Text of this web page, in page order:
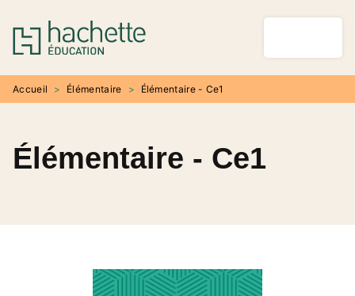
MENU RECHERCHE
PIED DE PAGE
Accueil > Élémentaire > Élémentaire - Ce1
Élémentaire - Ce1